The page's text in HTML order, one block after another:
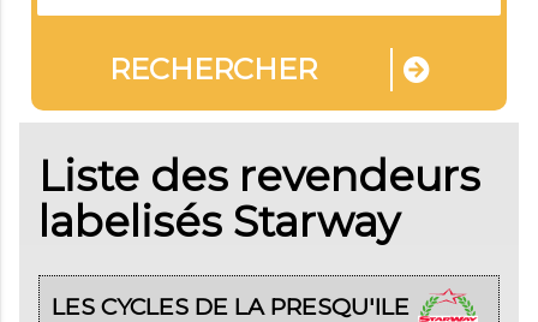
RECHERCHER
Liste des revendeurs
labelisés Starway
LES CYCLES DE LA PRESQU'ILE